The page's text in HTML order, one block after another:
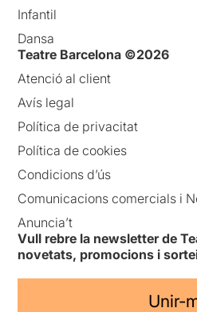
Infantil
Dansa
Teatre Barcelona ©2026
Atenció al client
Avís legal
Política de privacitat
Política de cookies
Condicions d’ús
Comunicacions comercials i
Anuncia’t
Vull rebre la newsletter de
novetats, promocions i
Unir-